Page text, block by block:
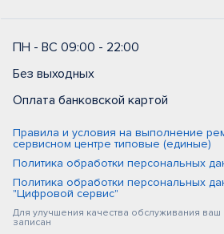
ПН - ВС 09:00 - 22:00
Без выходных
Оплата банковской картой
Правила и условия на выполнение
сервисном центре типовые (единые)
Политика обработки персональных
Политика обработки персональных
"Цифровой сервис"
Для улучшения качества обслуживания
записан